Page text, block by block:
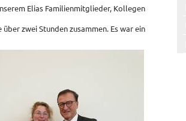
Elias Familienmitglieder, Kollegen
zwei Stunden zusammen. Es war ein